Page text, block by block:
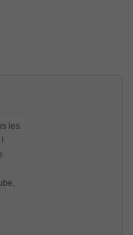
les